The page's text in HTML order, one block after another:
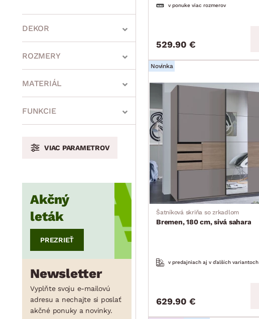
DEKOR
ROZMERY
min.
min. cm max.
min. cm cm
MATERIÁL
FUNKCIE
VIAC PARAMETROV
Akčný
leták
PREZRIEŤ
Newsletter
Vyplňte svoju e-mailovú
adresu a nechajte si poslať
akčné ponuky a novinky.
v ponuke viac rozmerov
529.90 €
Novinka
Šatníková skriňa so zrkadlom
Bremen, 180 cm, sivá sahara
v predajniach aj v ďalších variantoch
629.90 €